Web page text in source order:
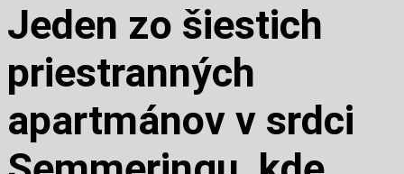
Jeden zo šiestich
priestranných
apartmánov v srdci